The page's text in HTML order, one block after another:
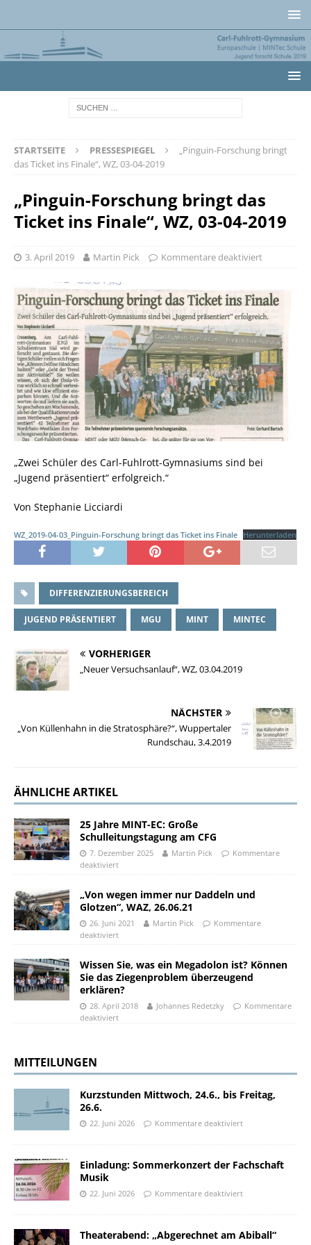
STARTSEITE PRESSESPIEGEL
„Pinguin-Forschung bringt
das Ticket ins Finale“, WZ, 03-04-2019
„Pinguin-Forschung bringt das
Ticket ins Finale“, WZ, 03-04-2019
3. April 2019 Martin Pick Kommentare deaktiviert
„Zwei Schüler des Carl-Fuhlrott-Gymnasiums sind bei
„Jugend präsentiert“ erfolgreich.“
Von Stephanie Licciardi
WZ_2019-04-03_Pinguin-Forschung bringt das Ticket ins Finale Herunterladen
DIFFERENZIERUNGSBEREICH
JUGEND PRÄSENTIERT MGU MINT MINTEC
VORHERIGER
„Neuer Versuchsanlauf“, WZ, 03.04.2019
NÄCHSTER
„Von Küllenhahn in die Stratosphäre?“, Wuppertaler
Rundschau, 3.4.2019
ÄHNLICHE ARTIKEL
25 Jahre MINT-EC: Große
Schulleitungstagung am CFG
7. Dezember 2025 Martin Pick
Kommentare
deaktiviert
„Von wegen immer nur Daddeln und
Glotzen“, WAZ, 26.06.21
26. Juni 2021 Martin Pick
Kommentare
deaktiviert
Wissen Sie, was ein Megadolon ist? Können
Sie das Ziegenproblem überzeugend
erklären?
28. April 2018 Johannes Redetzky
Kommentare
deaktiviert
MITTEILUNGEN
Kurzstunden Mittwoch, 24.6., bis Freitag,
26.6.
22. Juni 2026 Kommentare deaktiviert
Einladung: Sommerkonzert der Fachschaft
Musik
22. Juni 2026 Kommentare deaktiviert
Theaterabend: „Abgerechnet am Abiball“